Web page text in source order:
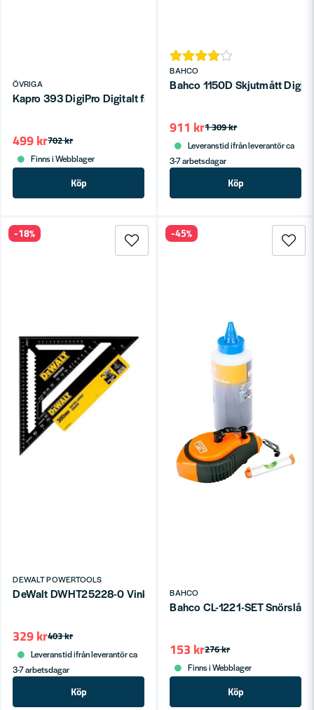
ÖVRIGA
Kapro 393 DigiPro Digitalt fickvattenpass och vinkelmätare m.
702 kr
499 kr
Finns i Webblager
Köp
BAHCO
Bahco 1150D Skjutmått
1 309 kr
911 kr
Leveranstid ifrån leverantör ca
3-7 arbetsdagar
Köp
DEWALT POWERTOOLS
DeWalt DWHT25228-0 Vinkelhake 30cm metrisk
403 kr
329 kr
Leveranstid ifrån leverantör ca
3-7 arbetsdagar
Köp
-18%
BAHCO
Bahco CL-1221-SET
276 kr
153 kr
Finns i Webblager
Köp
-45%